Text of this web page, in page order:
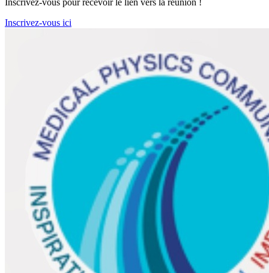
Inscrivez-vous ici